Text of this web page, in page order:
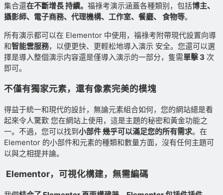
集合還在不斷增長 持續。 福祿考演示涵蓋各種類别，包括博主、
攝影師、電子商務、代理機構、工作室、餐廳、 食物等。
所有演示都可以在 Elementor 中使用，福祿考附帶現代設置向導
和智能雲服務，以便更快、更輕松地導入演示 安全。您還可以選
擇是導入整個演示内容還是僅導入演示的一部分，隻需單擊 3 次
即可。
不僅有獨家元素，還有像素完美的模塊
得益于統一和現代的設計，無論元素組合如何，您的網站總是看
起來令人驚歎 您在網站上使用，這是主題的秘密和黃金功能之
一。不過，您可以找到小部件 幾乎可以滿足您的所有需求。在
Elementor 的小部件和元素的種類和數量方面，沒有任何主題可
以與之相提并論。
Elementor，可視化構建，無需編碼